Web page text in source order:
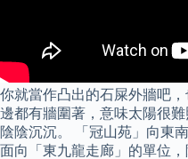
你就當作凸出的石屎外牆吧
邊都有牆圍著，意味太陽很
陰陰沉沉。 「冠山苑」向東
面向「東九龍走廊」的單位